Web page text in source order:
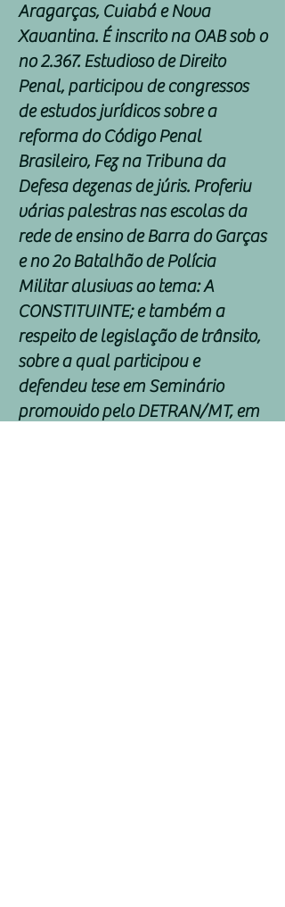
Aragarças, Cuiabá e Nova
Xavantina. É inscrito na OAB sob o
no 2.367. Estudioso de Direito
Penal, participou de congressos
de estudos jurídicos sobre a
reforma do Código Penal
Brasileiro, Fez na Tribuna da
Defesa dezenas de júris. Proferiu
várias palestras nas escolas da
rede de ensino de Barra do Garças
e no 2o Batalhão de Polícia
Militar alusivas ao tema: A
CONSTITUINTE; e também a
respeito de legislação de trânsito,
sobre a qual participou e
defendeu tese em Seminário
promovido pelo DETRAN/MT, em